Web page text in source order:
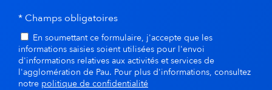
* Champs obligatoires
En soumettant ce formulaire, j'accepte que les
informations saisies soient utilisées pour l'envoi
d'informations relatives aux activités et services de
l'agglomération de Pau. Pour plus d'informations, consultez
notre politique de confidentialité